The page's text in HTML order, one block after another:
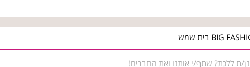
ת ללכת? שתף/י אותנו ואת החברים!